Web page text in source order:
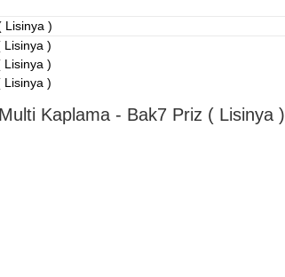
Kaplama - Bak7 Priz ( Lisinya )